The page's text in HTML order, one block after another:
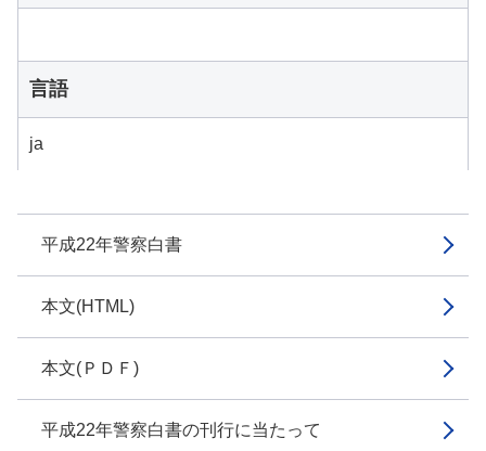
平成22年警察白書
本文(HTML)
本文(ＰＤＦ)
平成22年警察白書の刊行に当たって
言語
ja